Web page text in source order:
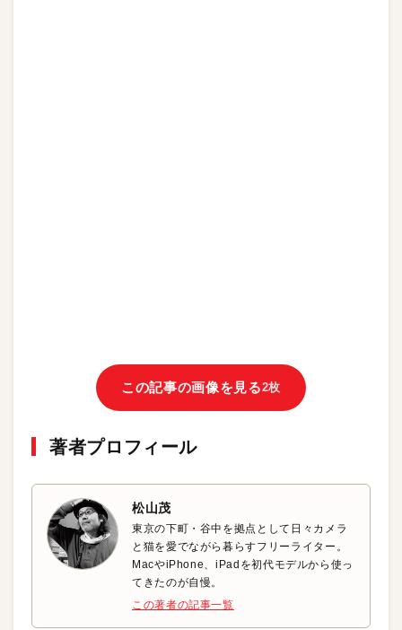
この記事の画像を見る2枚
著者プロフィール
松山茂
東京の下町・谷中を拠点として日々カメラ
と猫を愛でながら暮らすフリーライター。
MacやiPhone、iPadを初代モデルから使っ
てきたのが自慢。
この著者の記事一覧